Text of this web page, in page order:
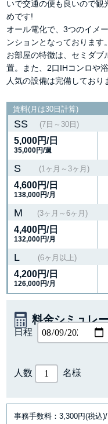
いで交通の便も良いので観
めです!
オール電化で、3つのイメ
ンションとなっております。
お部屋の特徴は、セミダブ
置。また、2口IHコンロや
人気の設備は完備しており
賃料(月は30日計算)
SS (7日～30日)
5,000円/日
35,000円/週
S (1ヶ月～3ヶ月)
4,600円/日
138,000円/月
M (3ヶ月～6ヶ月)
4,400円/日
132,000円/月
L (6ヶ月以上)
4,200円/日
126,000円/月
料金シミュレ
人数 名様
日程
事務手数料：3,300円(税込)/